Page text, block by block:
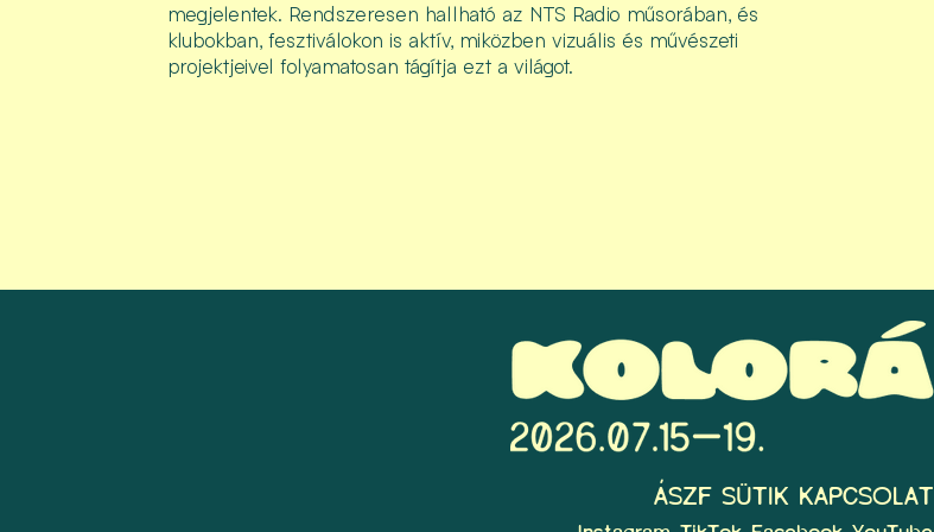
megjelentek. Rendszeresen hallható az NTS Radio műsorában, és
klubokban, fesztiválokon is aktív, miközben vizuális és művészeti
projektjeivel folyamatosan tágítja ezt a világot.
ÁSZFSÜTIK KAPCSOLAT